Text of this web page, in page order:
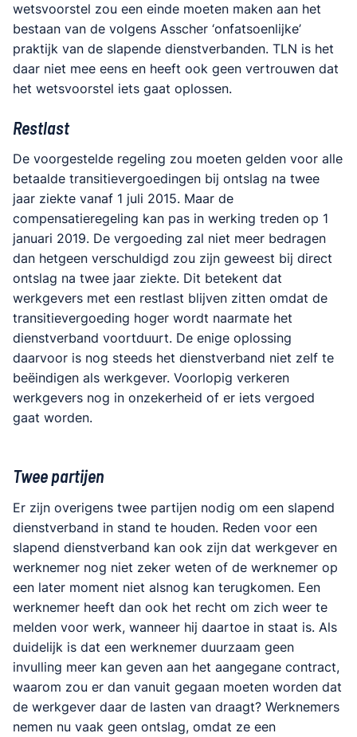
wetsvoorstel zou een einde moeten maken aan het
bestaan van de volgens Asscher ‘onfatsoenlijke’
praktijk van de slapende dienstverbanden. TLN is het
daar niet mee eens en heeft ook geen vertrouwen dat
het wetsvoorstel iets gaat oplossen.
Restlast
De voorgestelde regeling zou moeten gelden voor alle
betaalde transitievergoedingen bij ontslag na twee
jaar ziekte vanaf 1 juli 2015. Maar de
compensatieregeling kan pas in werking treden op 1
januari 2019. De vergoeding zal niet meer bedragen
dan hetgeen verschuldigd zou zijn geweest bij direct
ontslag na twee jaar ziekte. Dit betekent dat
werkgevers met een restlast blijven zitten omdat de
transitievergoeding hoger wordt naarmate het
dienstverband voortduurt. De enige oplossing
daarvoor is nog steeds het dienstverband niet zelf te
beëindigen als werkgever. Voorlopig verkeren
werkgevers nog in onzekerheid of er iets vergoed
gaat worden.
Twee partijen
Er zijn overigens twee partijen nodig om een slapend
dienstverband in stand te houden. Reden voor een
slapend dienstverband kan ook zijn dat werkgever en
werknemer nog niet zeker weten of de werknemer op
een later moment niet alsnog kan terugkomen. Een
werknemer heeft dan ook het recht om zich weer te
melden voor werk, wanneer hij daartoe in staat is. Als
duidelijk is dat een werknemer duurzaam geen
invulling meer kan geven aan het aangegane contract,
waarom zou er dan vanuit gegaan moeten worden dat
de werkgever daar de lasten van draagt? Werknemers
nemen nu vaak geen ontslag, omdat ze een